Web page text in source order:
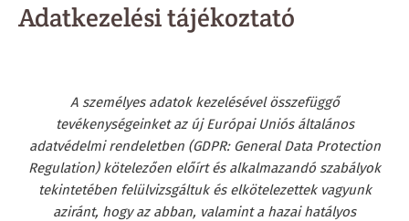
Adatkezelési tájékoztató
A személyes adatok kezelésével összefüggő
tevékenységeinket az új Európai Uniós általános
adatvédelmi rendeletben (GDPR: General Data Protection
Regulation) kötelezően előírt és alkalmazandó szabályok
tekintetében felülvizsgáltuk és elkötelezettek vagyunk
aziránt, hogy az abban, valamint a hazai hatályos